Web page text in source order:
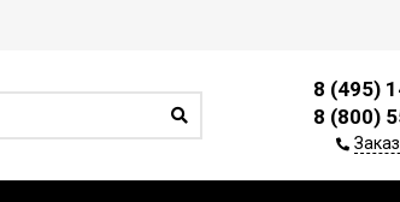
8 (495)
8 (800)